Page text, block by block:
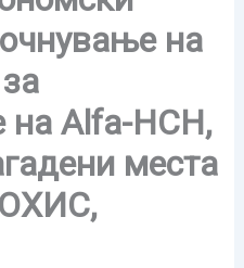
на
на Alfa-HCH,
места